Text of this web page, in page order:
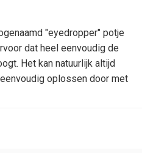
"eyedropper" potje
dat heel eenvoudig de
Het kan natuurlijk altijd
oplossen door met